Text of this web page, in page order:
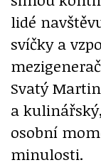
lidé
svíčky a
Svatý
a
osobní
minulosti.